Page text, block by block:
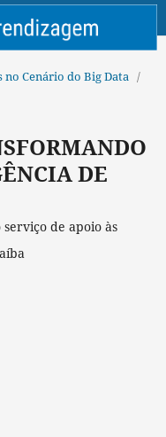
no Cenário do Big Data /
DE
de apoio às